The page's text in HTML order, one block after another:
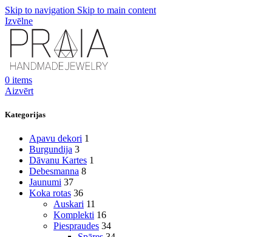
Skip to navigation Skip to main content
Izvēlne
0 items
Aizvērt
Kategorijas
Apavu dekori 1
Burgundija 3
Dāvanu Kartes 1
Debesmanna 8
Jaunumi 37
Koka rotas 36
Auskari 11
Komplekti 16
Piespraudes 34